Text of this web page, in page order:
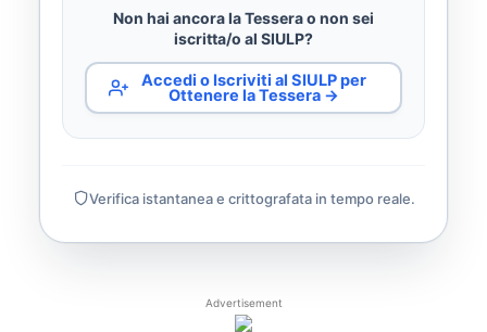
Non hai ancora la Tessera o non sei
iscritta/o al SIULP?
Accedi o Iscriviti al SIULP per
Ottenere la Tessera →
Verifica istantanea e crittografata in tempo reale.
Advertisement